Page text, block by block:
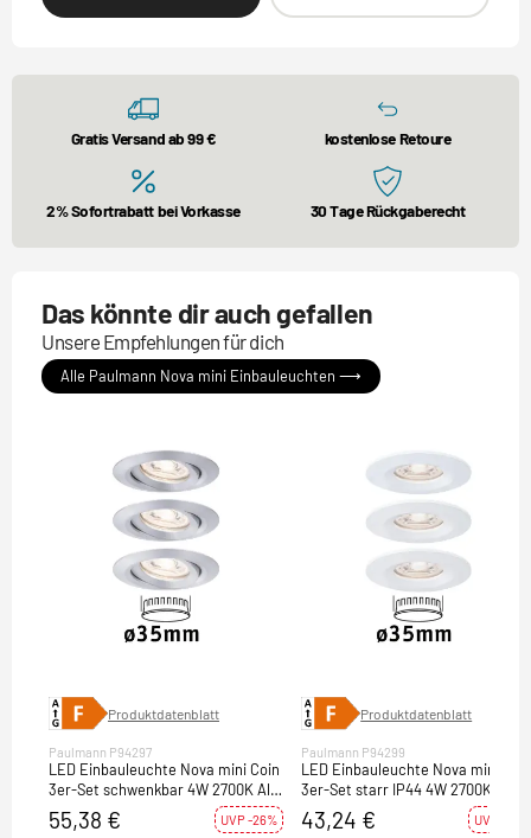
Gratis Versand ab 99 € kostenlose Retoure
2% Sofortrabatt bei Vorkasse 30 Tage Rückgaberecht
Das könnte dir auch gefallen
Unsere Empfehlungen für dich
Alle Paulmann Nova mini Einbauleuchten ⟶
Produktdatenblatt
Paulmann P94297
LED Einbauleuchte Nova mini Coin
3er-Set schwenkbar 4W 2700K Alu
gedreht 230V
55,38 € UVP -26%
Produktdatenblatt
Paulmann P94299
LED Einbauleuchte Nova mini
3er-Set starr IP44 4W 2700K Weiß
matt 230V
43,24 € UVP -27%